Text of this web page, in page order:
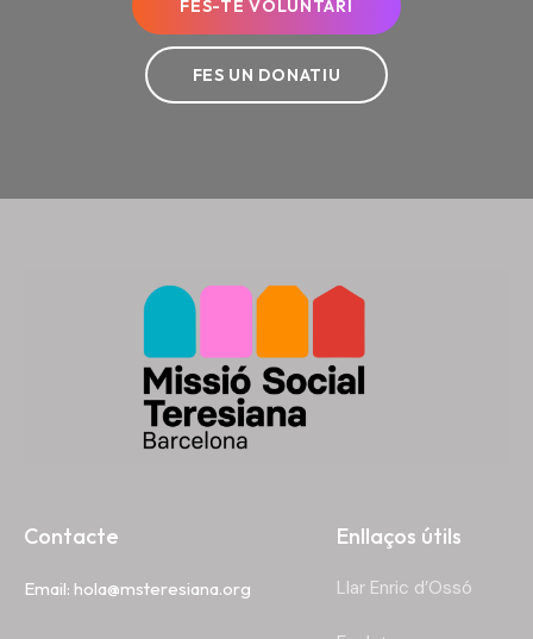
FES-TE VOLUNTARI
FES UN DONATIU
Misión Social Teresiana
Contacte
Email: hola@msteresiana.org
Enllaços útils
Llar Enric d’Ossó